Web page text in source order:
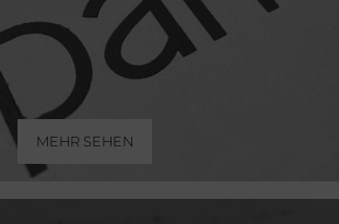
MEHR SEHEN